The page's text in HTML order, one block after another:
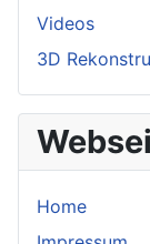
Videos
3D
Home